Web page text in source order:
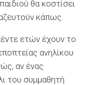
θα κοστίσει
κάπως.
ετών έχουν το
ανηλίκου
αν ένας
του συμμαθητή